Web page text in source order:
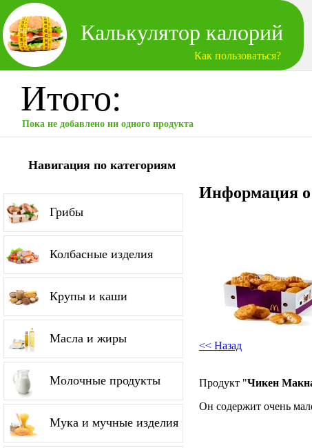
Калькулятор калорий
Как пользоваться?
Итого:
Пока не добавлено ни одного продукта
Навигация по категориям
Грибы
Колбасные изделия
Крупы и каши
Масла и жиры
Молочные продукты
Мука и мучные изделия
Информация о
<< Назад
Продукт "Чикен
Он содержит очень